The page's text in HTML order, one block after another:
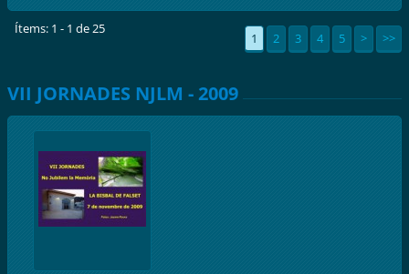
Ítems: 1 - 1 de 25
1 2 3 4 5 > >>
VII JORNADES NJLM - 2009